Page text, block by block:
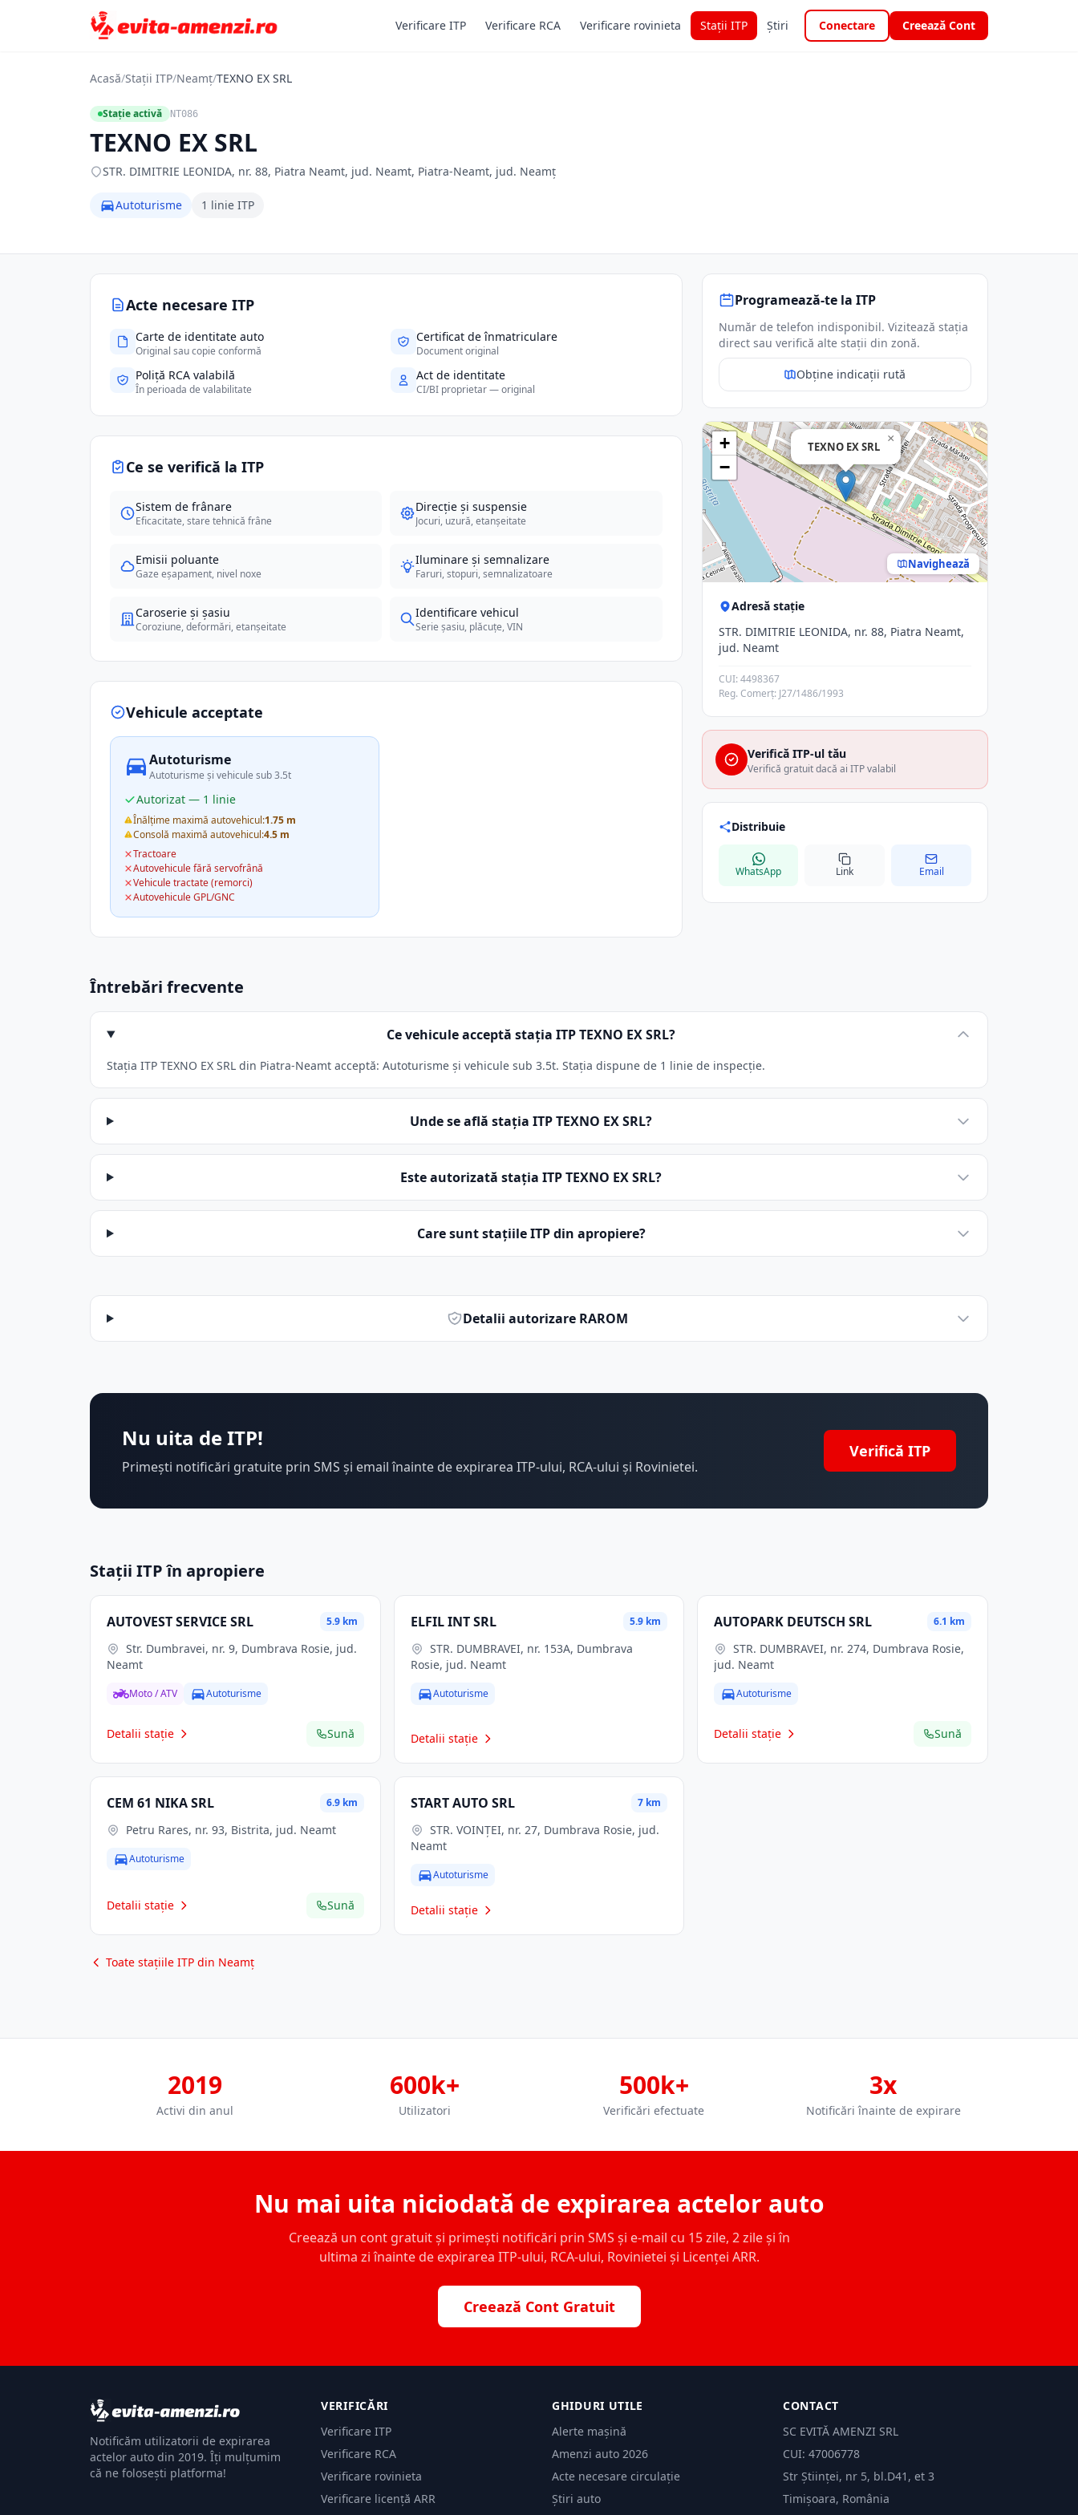
Verificare ITP Verificare RCA Verificare rovinieta Stații ITP Știri Conectare Creează Cont
Acasă/Stații ITP/Neamț/TEXNO EX SRL
Stație activă NT086
TEXNO EX SRL
STR. DIMITRIE LEONIDA, nr. 88, Piatra Neamt, jud. Neamt, Piatra-Neamt, jud. Neamț
Autoturisme 1 linie ITP
Acte necesare ITP
Carte de identitate auto
Original sau copie conformă
Certificat de înmatriculare
Document original
Poliță RCA valabilă
În perioada de valabilitate
Act de identitate
CI/BI proprietar — original
Ce se verifică la ITP
Sistem de frânare
Eficacitate, stare tehnică frâne
Direcție și suspensie
Jocuri, uzură, etanșeitate
Emisii poluante
Gaze eșapament, nivel noxe
Iluminare și semnalizare
Faruri, stopuri, semnalizatoare
Caroserie și șasiu
Coroziune, deformări, etanșeitate
Identificare vehicul
Serie șasiu, plăcuțe, VIN
Vehicule acceptate
Autoturisme
Autoturisme și vehicule sub 3.5t
Autorizat — 1 linie
Înălțime maximă autovehicul:1.75 m
Consolă maximă autovehicul:4.5 m
Tractoare
Autovehicule fără servofrână
Vehicule tractate (remorci)
Autovehicule GPL/GNC
Programează-te la ITP
Număr de telefon indisponibil. Vizitează stația
direct sau verifică alte stații din zonă.
Obține indicații rută
TEXNO EX SRL
×
+
−
Navighează
Adresă stație
STR. DIMITRIE LEONIDA, nr. 88, Piatra Neamt,
jud. Neamt
CUI: 4498367
Reg. Comerț: J27/1486/1993
Verifică ITP-ul tău
Verifică gratuit dacă ai ITP valabil
Distribuie
WhatsApp Link Email
Întrebări frecvente
Ce vehicule acceptă stația ITP TEXNO EX SRL?
Stația ITP TEXNO EX SRL din Piatra-Neamt acceptă: Autoturisme și vehicule sub 3.5t. Stația dispune de 1 linie de inspecție.
Unde se află stația ITP TEXNO EX SRL?
Este autorizată stația ITP TEXNO EX SRL?
Care sunt stațiile ITP din apropiere?
Detalii autorizare RAROM
Nu uita de ITP!
Primești notificări gratuite prin SMS și email înainte de expirarea ITP-ului, RCA-ului și Rovinietei.
Verifică ITP
Stații ITP în apropiere
AUTOVEST SERVICE SRL 5.9 km
Neamt
Moto / ATV Autoturisme
Detalii stație Sună
ELFIL INT SRL 5.9 km
Rosie, jud. Neamt
Autoturisme
Detalii stație
AUTOPARK DEUTSCH SRL 6.1 km
STR. DUMBRAVEI, nr. 274, Dumbrava Rosie,
jud. Neamt
Autoturisme
Detalii stație Sună
CEM 61 NIKA SRL 6.9 km
Petru Rares, nr. 93, Bistrita, jud. Neamt
Autoturisme
Detalii stație Sună
START AUTO SRL 7 km
Neamt
Autoturisme
Detalii stație
Toate stațiile ITP din Neamț
2019
Activi din anul
600k+
Utilizatori
500k+
Verificări efectuate
3x
Notificări înainte de expirare
Nu mai uita niciodată de expirarea actelor auto
Creează un cont gratuit și primești notificări prin SMS și e-mail cu 15 zile, 2 zile și în
ultima zi înainte de expirarea ITP-ului, RCA-ului, Rovinietei și Licenței ARR.
Creează Cont Gratuit
Notificăm utilizatorii de expirarea
actelor auto din 2019. Îți mulțumim
că ne folosești platforma!
VERIFICĂRI
Verificare ITP
Verificare RCA
Verificare rovinieta
Verificare licență ARR
GHIDURI UTILE
Alerte mașină
Amenzi auto 2026
Acte necesare circulație
Știri auto
CONTACT
SC EVITĂ AMENZI SRL
CUI: 47006778
Str Științei, nr 5, bl.D41, et 3
Timișoara, România